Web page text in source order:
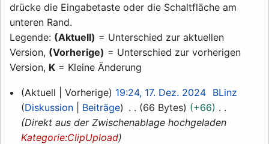
drücke die Eingabetaste oder die Schaltfläche am
unteren Rand.
Legende: (Aktuell) = Unterschied zur aktuellen
Version, (Vorherige) = Unterschied zur vorherigen
Version, K = Kleine Änderung
17.
Dezember
2024
Aktuell Vorherige 19:24, 17. Dez. 2024
BLinz
Diskussion
Beiträge 66 Bytes
+66
Direkt aus der Zwischenablage hochgeladen
Kategorie:ClipUpload